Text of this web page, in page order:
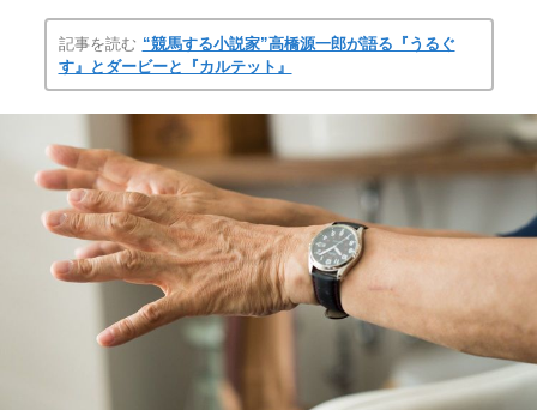
記事を読む “競馬する小説家”高橋源一郎が語る『うるぐ
す』とダービーと『カルテット』